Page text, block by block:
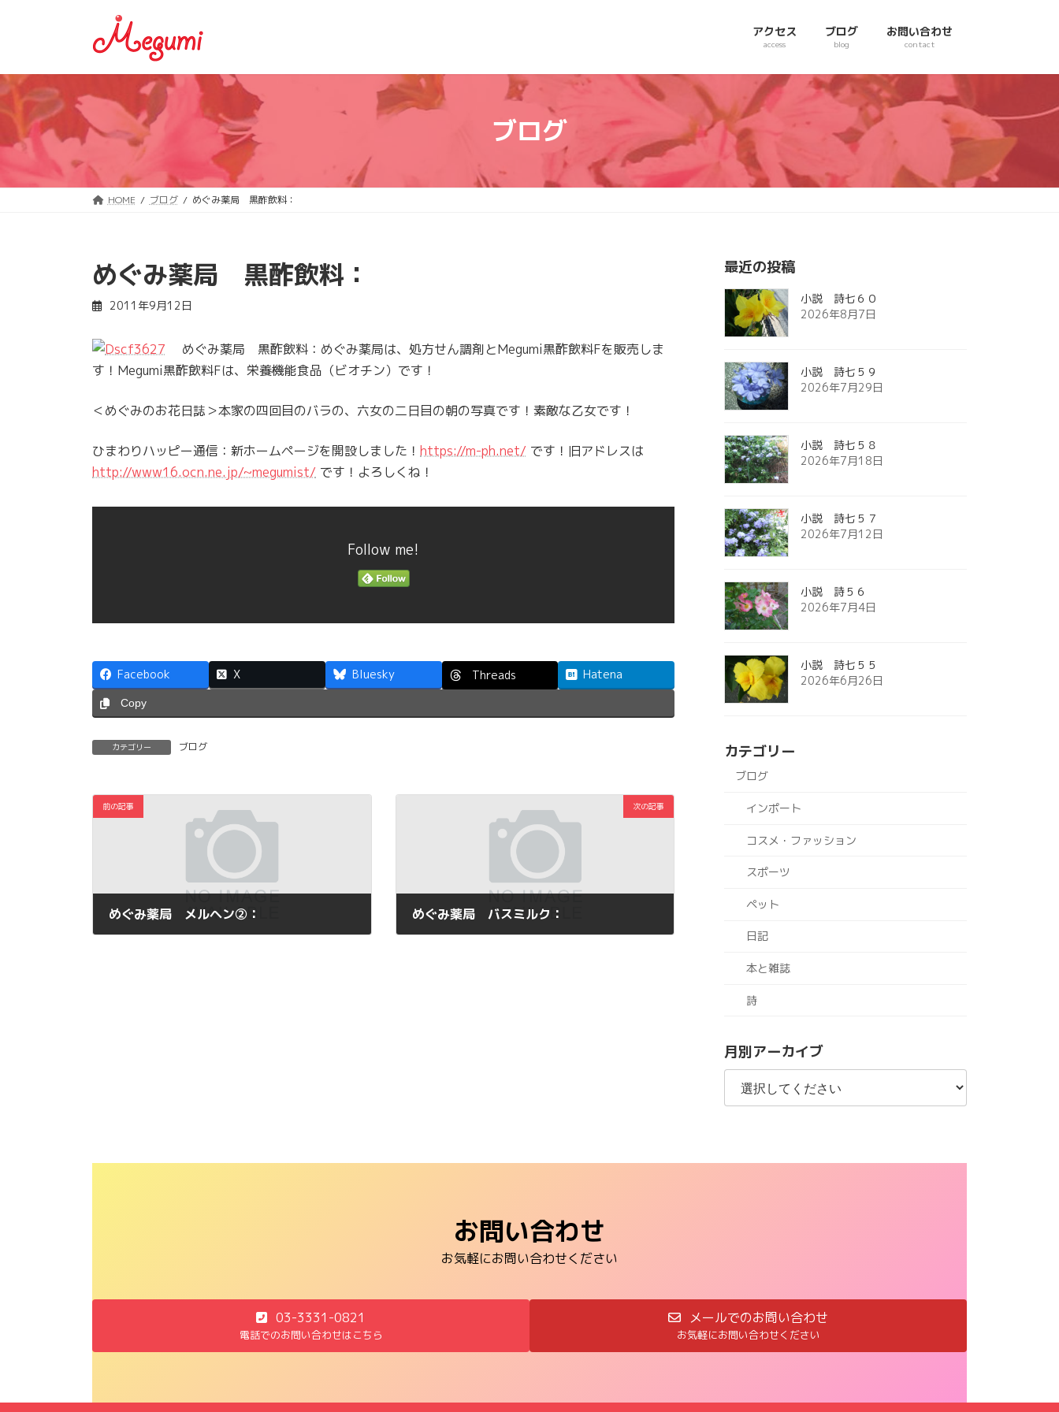
ツ
へ
ス
ッ
シ
ョ
ン
移
アクセス
access
ブログ
blog
お問い合わせ
contact
ブログ
HOME ブログ めぐみ薬局 黒酢飲料：
めぐみ薬局 黒酢飲料：
2011年9月12日
めぐみ薬局 黒酢飲料：めぐみ薬局は、処方せん調剤とMegumi黒酢飲料Fを販売しま
す！Megumi黒酢飲料Fは、栄養機能食品（ビオチン）です！
＜めぐみのお花日誌＞本家の四回目のバラの、六女の二日目の朝の写真です！素敵な乙女です！
ひまわりハッピー通信：新ホームページを開設しました！ https://m-ph.net/ です！旧アドレスは
http://www16.ocn.ne.jp/~megumist/ です！よろしくね！
Follow me!
Facebook X Bluesky Threads Hatena
Copy
カテゴリー ブログ
前の記事
めぐみ薬局 メルヘン②：
次の記事
めぐみ薬局 バスミルク：
最近の投稿
小説 詩七６０
2026年8月7日
小説 詩七５９
2026年7月29日
小説 詩七５８
2026年7月18日
小説 詩七５７
2026年7月12日
小説 詩５６
2026年7月4日
小説 詩七５５
2026年6月26日
カテゴリー
ブログ
インポート
コスメ・ファッション
スポーツ
ペット
日記
本と雑誌
詩
月別アーカイブ
お問い合わせ
お気軽にお問い合わせください
03-3331-0821
電話でのお問い合わせはこちら
メールでのお問い合わせ
お気軽にお問い合わせください